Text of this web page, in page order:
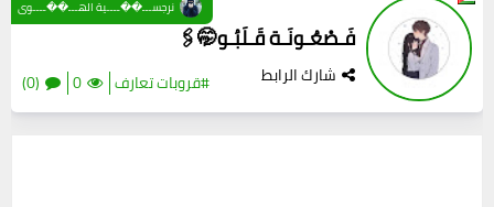
فَـصْعُـونَـة قَـلَبُـو🤭🖇
شارك الرابط #قروبات تعارف 0
(0)
نرجســـ��ــــية الهـــ��ــــوى